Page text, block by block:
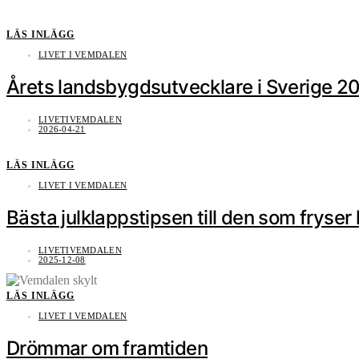
LÄS INLÄGG
LIVET I VEMDALEN
Årets landsbygdsutvecklare i Sverige
LIVETIVEMDALEN
2026-04-21
LÄS INLÄGG
LIVET I VEMDALEN
Bästa julklappstipsen till den som fryser
LIVETIVEMDALEN
2025-12-08
LÄS INLÄGG
LIVET I VEMDALEN
Drömmar om framtiden